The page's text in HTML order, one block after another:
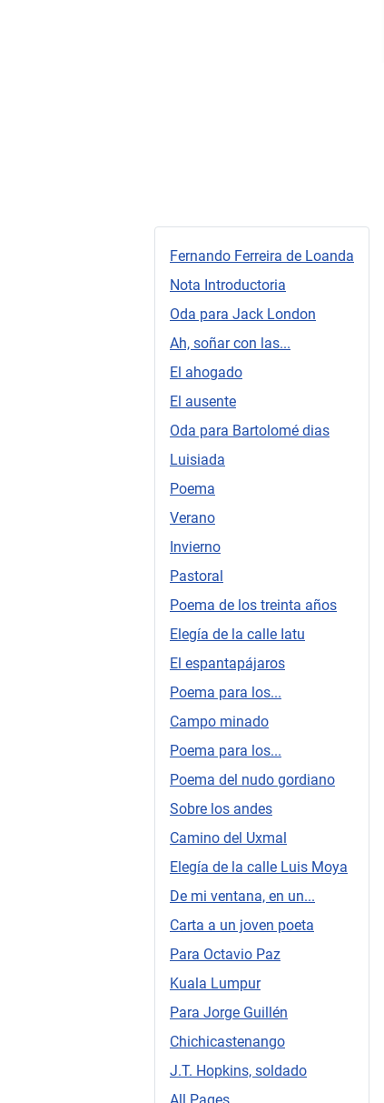
Fernando Ferreira de Loanda
Nota Introductoria
Oda para Jack London
Ah, soñar con las...
El ahogado
El ausente
Oda para Bartolomé dias
Luisiada
Poema
Verano
Invierno
Pastoral
Poema de los treinta años
Elegía de la calle Iatu
El espantapájaros
Poema para los...
Campo minado
Poema para los...
Poema del nudo gordiano
Sobre los andes
Camino del Uxmal
Elegía de la calle Luis Moya
De mi ventana, en un...
Carta a un joven poeta
Para Octavio Paz
Kuala Lumpur
Para Jorge Guillén
Chichicastenango
J.T. Hopkins, soldado